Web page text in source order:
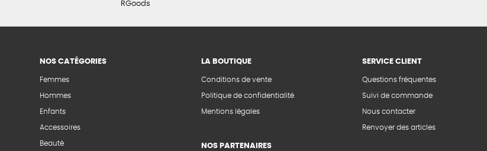
RGoods
NOS CATÉGORIES
Femmes
Hommes
Enfants
Accessoires
Beauté
LA BOUTIQUE
Conditions de vente
Politique de confidentialité
Mentions légales
NOS PARTENAIRES
SERVICE CLIENT
Questions fréquentes
Suivi de commande
Nous contacter
Renvoyer des articles